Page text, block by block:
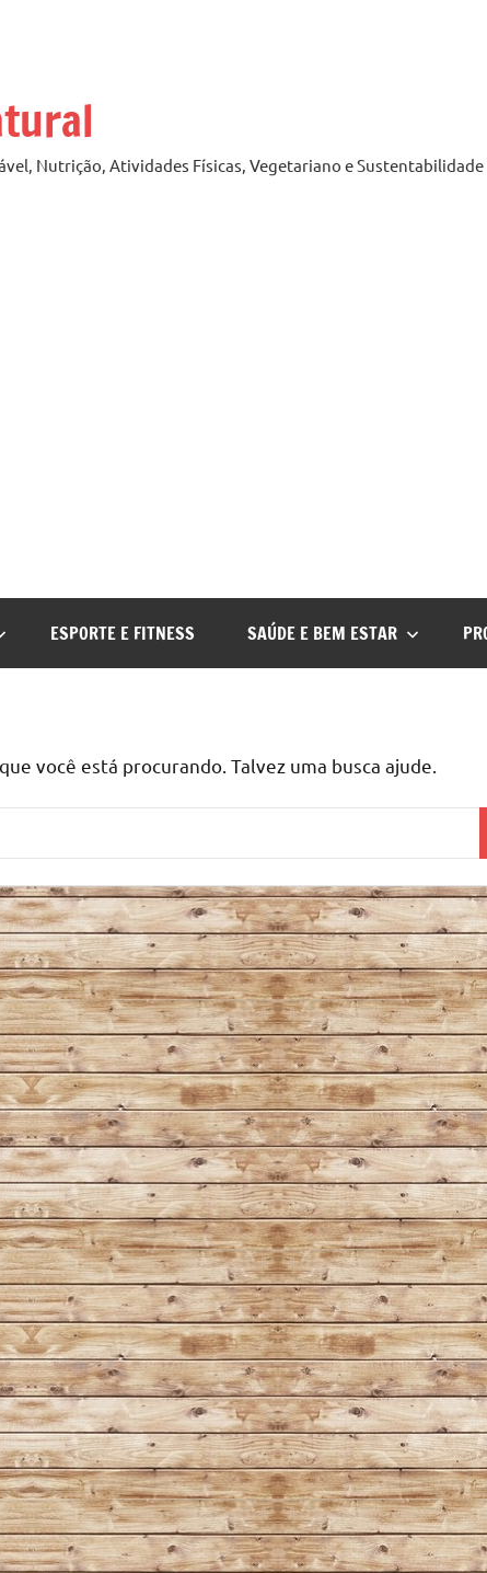
Nutrição, Atividades Físicas, Vegetariano e Sustentabilidade
ESPORTE E FITNESS SAÚDE E BEM ESTAR
você está procurando. Talvez uma busca ajude.